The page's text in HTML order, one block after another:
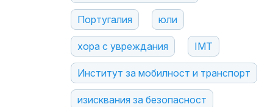
Португалия юли
хора с увреждания IMT
Институт за мобилност и транспорт
изисквания за безопасност